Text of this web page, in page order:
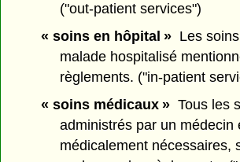
("out-patient services")
« soins en hôpital »Les soins
malade hospitalisé
règlements. ("in-patient
« soins médicaux »Tous les
administrés par un médecin
médicalement nécessaires,